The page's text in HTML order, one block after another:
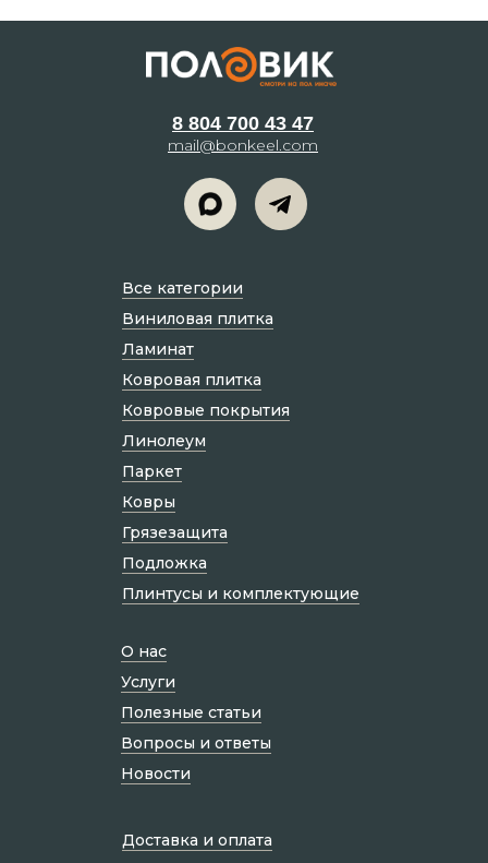
8 804 700 43 47
mail@bonkeel.com
О нас
Услуги
Полезные статьи
Вопросы и ответы
Новости
Доставка и оплата
Все категории
Виниловая плитка
Ламинат
Ковровая плитка
Ковровые покрытия
Линолеум
Паркет
Ковры
Грязезащита
Подложка
Плинтусы и комплектующие